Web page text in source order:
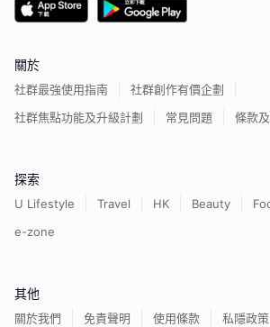
關於
社群最強使用指南
社群創作有價企劃
社群焦點功能及升級計劃
常見問題 條款
探索
U Lifestyle Travel HK Beauty
e-zone
其他
關於我們 免責聲明 使用條款 私隱政策